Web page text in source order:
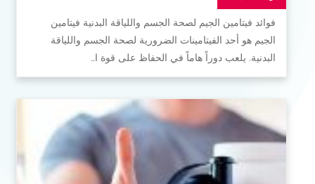
فوائد فيتامين الجيم لصحة الجسم واللياقة البدنية فيتامين
الجيم هو أحد الفيتامينات الضرورية لصحة الجسم واللياقة
البدنية. يلعب دوراً هاماً في الحفاظ على قوة ا…